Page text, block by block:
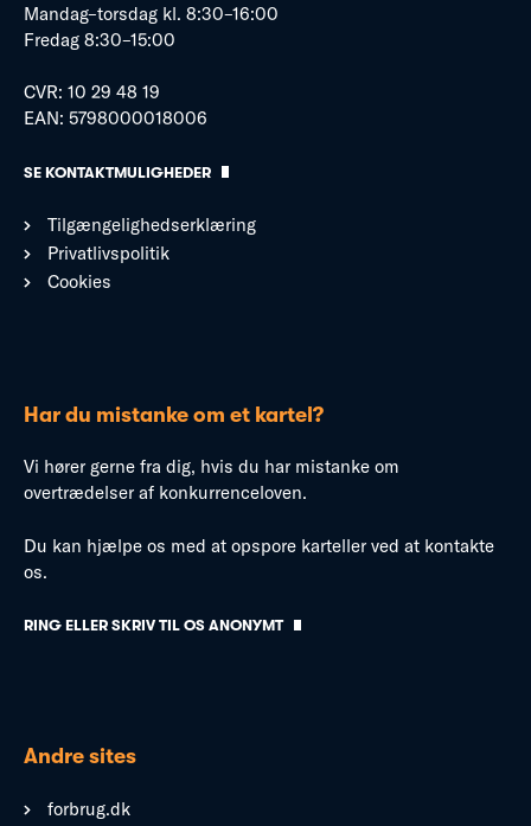
Mandag–torsdag kl. 8:30–16:00
Fredag 8:30–15:00
CVR: 10 29 48 19
EAN: 5798000018006
SE KONTAKTMULIGHEDER
Tilgængelighedserklæring
Privatlivspolitik
Cookies
Har du mistanke om et kartel?
Vi hører gerne fra dig, hvis du har mistanke om
overtrædelser af konkurrenceloven.
Du kan hjælpe os med at opspore karteller ved at kontakte
os.
RING ELLER SKRIV TIL OS ANONYMT
Andre sites
forbrug.dk